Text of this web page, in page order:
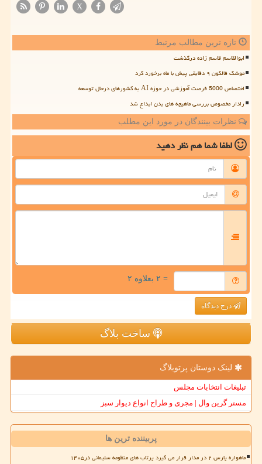
X
تازه ترین مطالب مرتبط
ابوالقاسم قاسم زاده درگذشت
موشک فالکون ۹ دقایقی پیش با ماه برخورد کرد
اختصاص 5000 فرصت آموزشی در حوزه AI به کشورهای درحال توسعه
رادار مخصوص بررسی ماهیچه های بدن ابداع شد
نظرات بینندگان در مورد این مطلب
لطفا شما همنظر دهید
= ۲ بعلاوه ۲
درج دیدگاه
ساخت بلاگ
لینک دوستان پرتوبلاگ
تبلیغات انتخابات مجلس
مستر گرین وال | مجری و طراح انواع دیوار سبز
پربیننده ترین ها
ماهواره پارس ۲ در مدار قرار می گیرد پرتاب های منظومه سلیمانی در۱۴۰۵